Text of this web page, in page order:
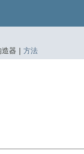
造器 | 方法